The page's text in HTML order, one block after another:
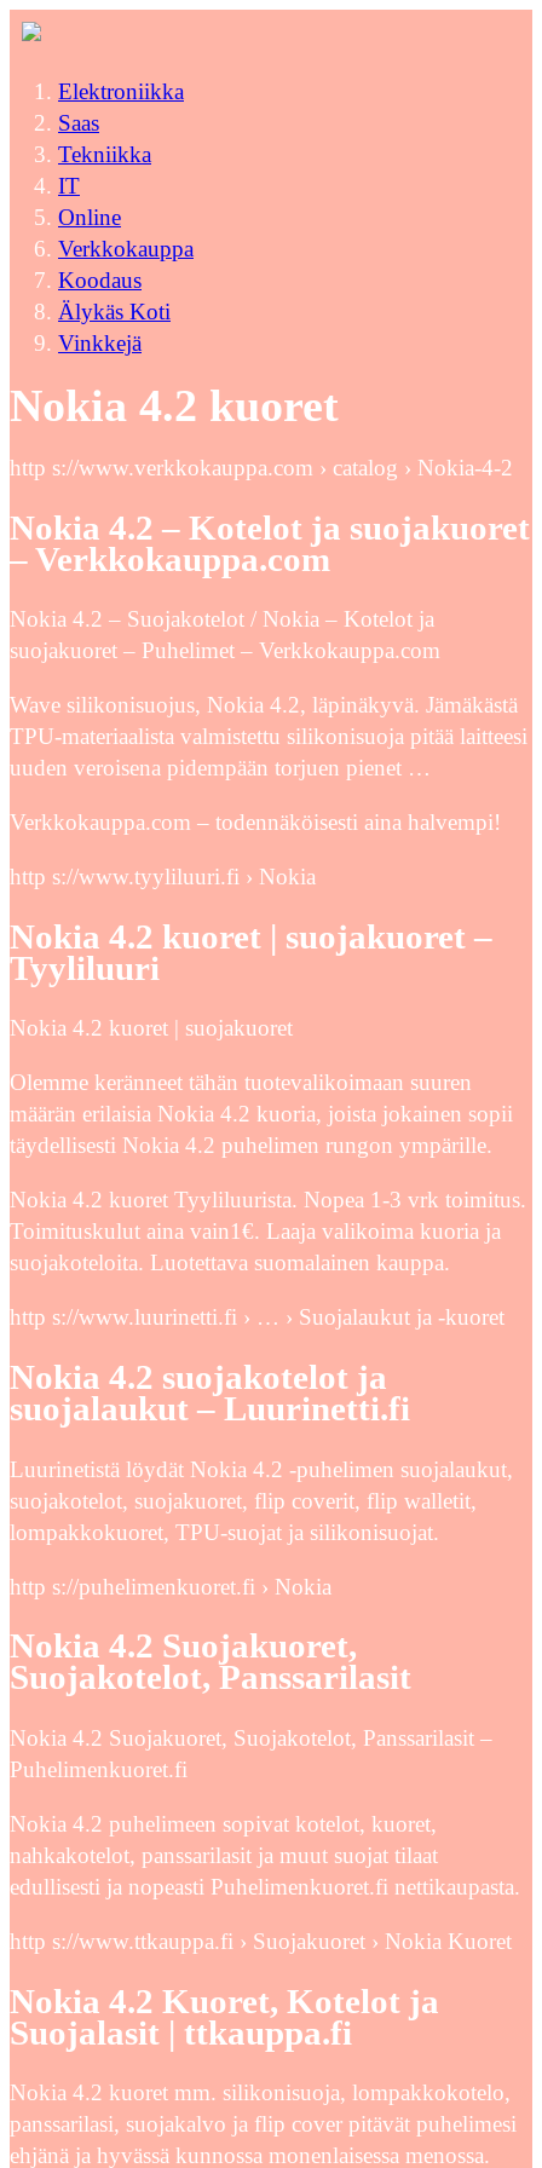
Elektroniikka
Saas
Tekniikka
IT
Online
Verkkokauppa
Koodaus
Älykäs Koti
Vinkkejä
Nokia 4.2 kuoret
http s://www.verkkokauppa.com › catalog › Nokia-4-2
Nokia 4.2 – Kotelot ja suojakuoret
– Verkkokauppa.com
Nokia 4.2 – Suojakotelot / Nokia – Kotelot ja
suojakuoret – Puhelimet – Verkkokauppa.com
Wave silikonisuojus, Nokia 4.2, läpinäkyvä. Jämäkästä
TPU-materiaalista valmistettu silikonisuoja pitää laitteesi
uuden veroisena pidempään torjuen pienet …
Verkkokauppa.com – todennäköisesti aina halvempi!
http s://www.tyyliluuri.fi › Nokia
Nokia 4.2 kuoret | suojakuoret –
Tyyliluuri
Nokia 4.2 kuoret | suojakuoret
Olemme keränneet tähän tuotevalikoimaan suuren
määrän erilaisia Nokia 4.2 kuoria, joista jokainen sopii
täydellisesti Nokia 4.2 puhelimen rungon ympärille.
Nokia 4.2 kuoret Tyyliluurista. Nopea 1-3 vrk toimitus.
Toimituskulut aina vain1€. Laaja valikoima kuoria ja
suojakoteloita. Luotettava suomalainen kauppa.
http s://www.luurinetti.fi › … › Suojalaukut ja -kuoret
Nokia 4.2 suojakotelot ja
suojalaukut – Luurinetti.fi
Luurinetistä löydät Nokia 4.2 -puhelimen suojalaukut,
suojakotelot, suojakuoret, flip coverit, flip walletit,
lompakkokuoret, TPU-suojat ja silikonisuojat.
http s://puhelimenkuoret.fi › Nokia
Nokia 4.2 Suojakuoret,
Suojakotelot, Panssarilasit
Nokia 4.2 Suojakuoret, Suojakotelot, Panssarilasit –
Puhelimenkuoret.fi
Nokia 4.2 puhelimeen sopivat kotelot, kuoret,
nahkakotelot, panssarilasit ja muut suojat tilaat
edullisesti ja nopeasti Puhelimenkuoret.fi nettikaupasta.
http s://www.ttkauppa.fi › Suojakuoret › Nokia Kuoret
Nokia 4.2 Kuoret, Kotelot ja
Suojalasit | ttkauppa.fi
Nokia 4.2 kuoret mm. silikonisuoja, lompakkokotelo,
panssarilasi, suojakalvo ja flip cover pitävät puhelimesi
ehjänä ja hyvässä kunnossa monenlaisessa menossa.